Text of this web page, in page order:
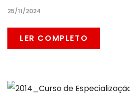
25/11/2024
LER COMPLETO